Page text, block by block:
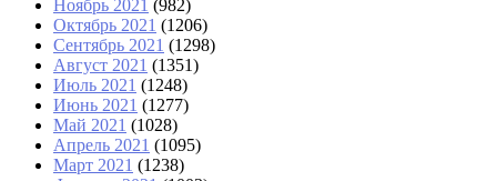
Ноябрь 2021 (982)
Октябрь 2021 (1206)
Сентябрь 2021 (1298)
Август 2021 (1351)
Июль 2021 (1248)
Июнь 2021 (1277)
Май 2021 (1028)
Апрель 2021 (1095)
Март 2021 (1238)